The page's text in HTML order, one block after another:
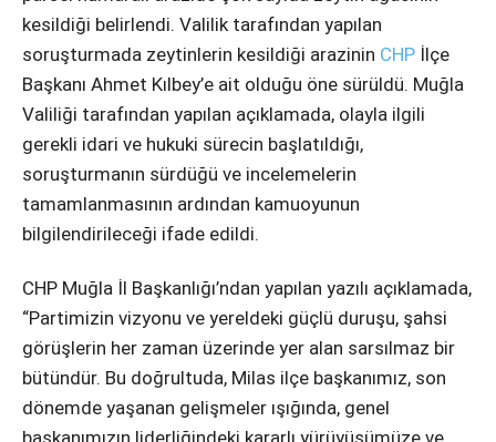
kesildiği belirlendi. Valilik tarafından yapılan
soruşturmada zeytinlerin kesildiği arazinin CHP İlçe
Başkanı Ahmet Kılbey’e ait olduğu öne sürüldü. Muğla
Valiliği tarafından yapılan açıklamada, olayla ilgili
gerekli idari ve hukuki sürecin başlatıldığı,
soruşturmanın sürdüğü ve incelemelerin
tamamlanmasının ardından kamuoyunun
bilgilendirileceği ifade edildi.
CHP Muğla İl Başkanlığı’ndan yapılan yazılı açıklamada,
“Partimizin vizyonu ve yereldeki güçlü duruşu, şahsi
görüşlerin her zaman üzerinde yer alan sarsılmaz bir
bütündür. Bu doğrultuda, Milas ilçe başkanımız, son
dönemde yaşanan gelişmeler ışığında, genel
başkanımızın liderliğindeki kararlı yürüyüşümüze ve